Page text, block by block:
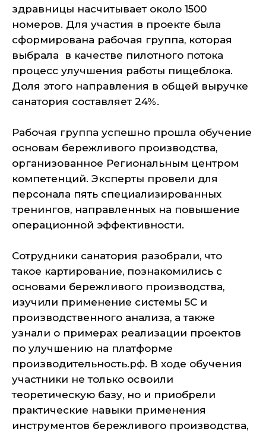
здравницы насчитывает около 1500
номеров. Для участия в проекте была
сформирована рабочая группа, которая
выбрала в качестве пилотного потока
процесс улучшения работы пищеблока.
Доля этого направления в общей выручке
санатория составляет 24%.
Рабочая группа успешно прошла обучение
основам бережливого производства,
организованное Региональным центром
компетенций. Эксперты провели для
персонала пять специализированных
тренингов, направленных на повышение
операционной эффективности.
Сотрудники санатория разобрали, что
такое картирование, познакомились с
основами бережливого производства,
изучили применение системы 5С и
производственного анализа, а также
узнали о примерах реализации проектов
по улучшению на платформе
производительность.рф. В ходе обучения
участники не только освоили
теоретическую базу, но и приобрели
практические навыки применения
инструментов бережливого производства,